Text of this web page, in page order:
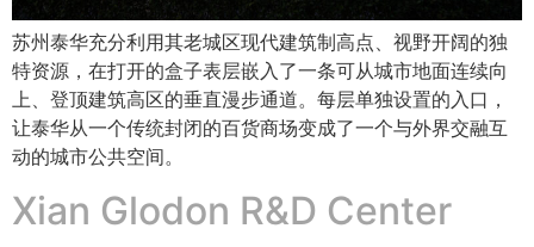
苏州泰华充分利用其老城区现代建筑制高点、视野开阔的独
特资源，在打开的盒子表层嵌入了一条可从城市地面连续向
上、登顶建筑高区的垂直漫步通道。每层单独设置的入口，
让泰华从一个传统封闭的百货商场变成了一个与外界交融互
动的城市公共空间。
Xian Glodon R&D Center